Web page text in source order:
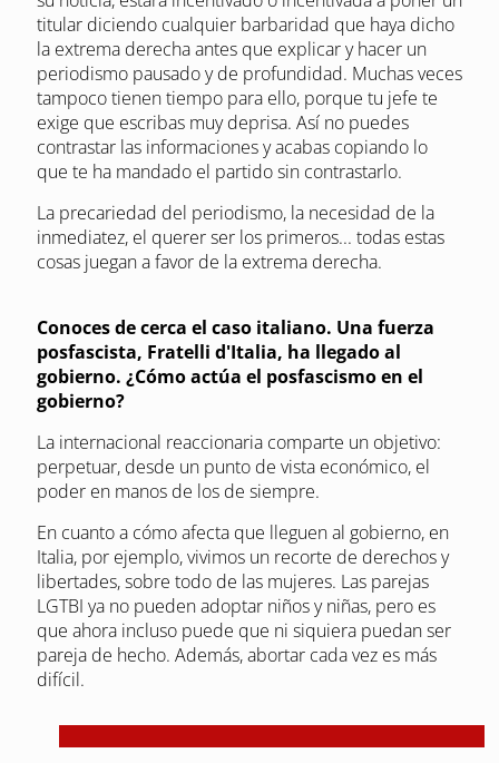
titular diciendo cualquier barbaridad que haya dicho
la extrema derecha antes que explicar y hacer un
periodismo pausado y de profundidad. Muchas veces
tampoco tienen tiempo para ello, porque tu jefe te
exige que escribas muy deprisa. Así no puedes
contrastar las informaciones y acabas copiando lo
que te ha mandado el partido sin contrastarlo.
La precariedad del periodismo, la necesidad de la
inmediatez, el querer ser los primeros... todas estas
cosas juegan a favor de la extrema derecha.
Conoces de cerca el caso italiano. Una fuerza
posfascista, Fratelli d'Italia, ha llegado al
gobierno. ¿Cómo actúa el posfascismo en el
gobierno?
La internacional reaccionaria comparte un objetivo:
perpetuar, desde un punto de vista económico, el
poder en manos de los de siempre.
En cuanto a cómo afecta que lleguen al gobierno, en
Italia, por ejemplo, vivimos un recorte de derechos y
libertades, sobre todo de las mujeres. Las parejas
LGTBI ya no pueden adoptar niños y niñas, pero es
que ahora incluso puede que ni siquiera puedan ser
pareja de hecho. Además, abortar cada vez es más
difícil.